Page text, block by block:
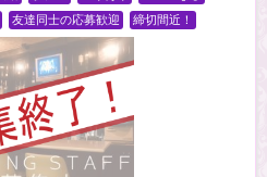
友達同士の応募歓迎 締切間近！